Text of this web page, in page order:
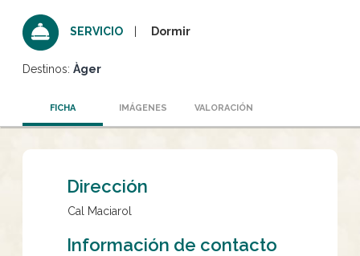
SERVICIO Dormir
Destinos: Àger
FICHA IMÁGENES VALORACIÓN
Dirección
Cal Maciarol
Información de contacto